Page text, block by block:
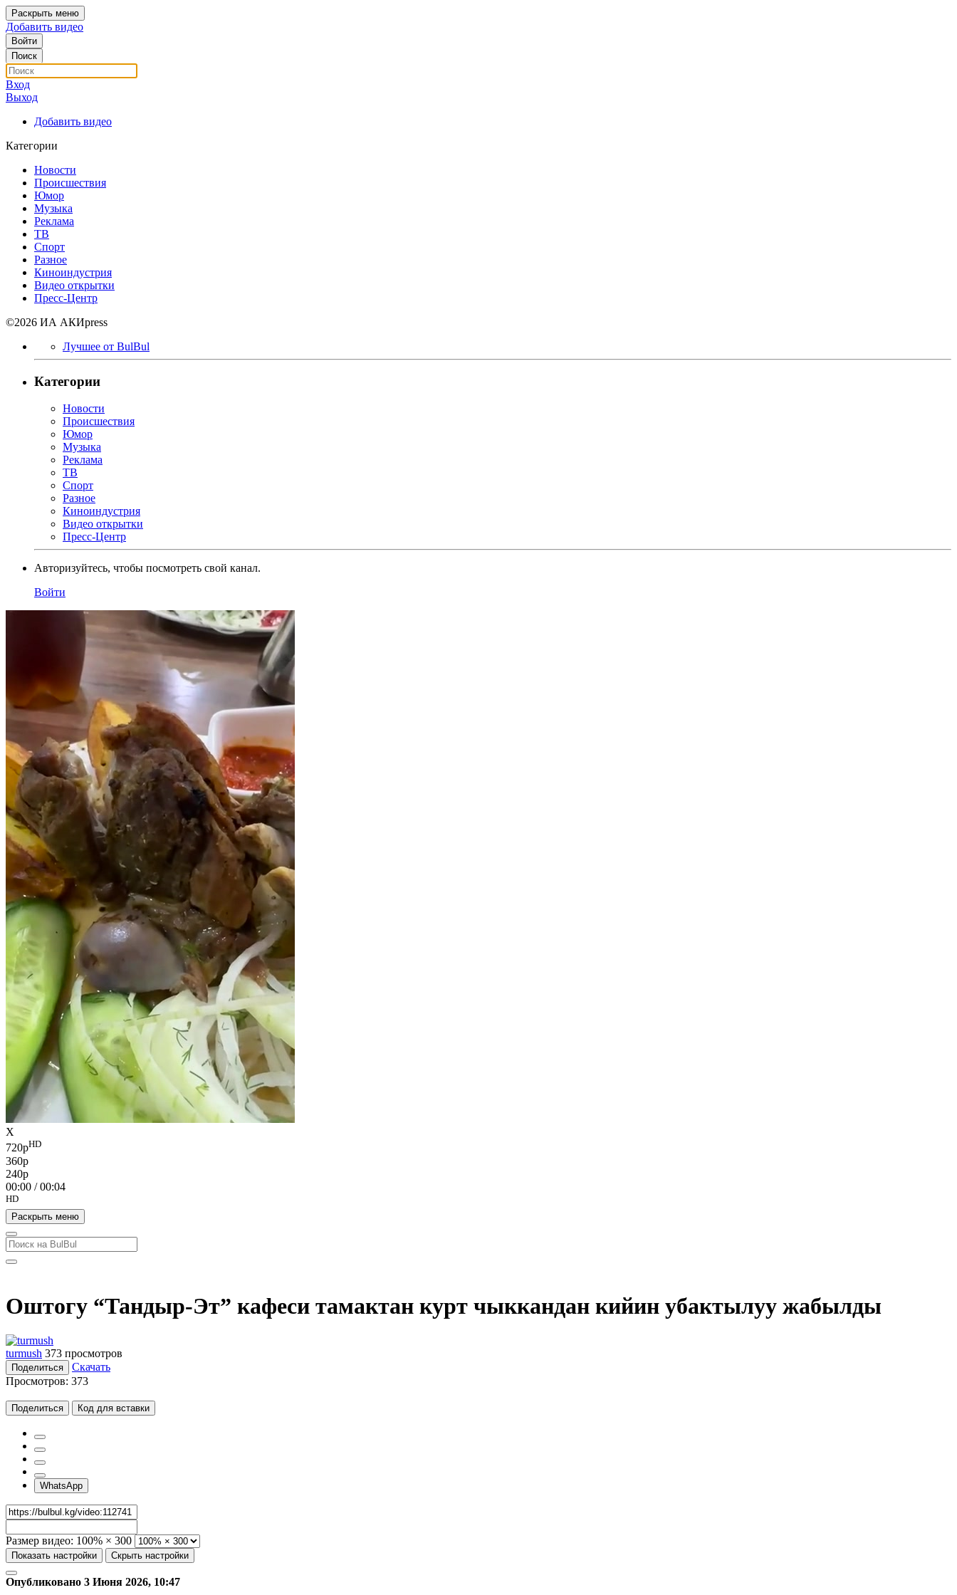
Раскрыть меню
Добавить видео
Войти
Поиск
Вход
Выход
Добавить видео
Категории
Новости
Происшествия
Юмор
Музыка
Реклама
ТВ
Спорт
Разное
Киноиндустрия
Видео открытки
Пресс-Центр
©2026 ИА АКИpress
Лучшее от BulBul
Категории
Новости
Происшествия
Юмор
Музыка
Реклама
ТВ
Спорт
Разное
Киноиндустрия
Видео открытки
Пресс-Центр
Авторизуйтесь, чтобы посмотреть свой канал.
Войти
X
720pHD
360p
240p
00:00 /00:04
HD
Раскрыть меню
Оштогу “Тандыр-Эт” кафеси тамактан курт чыккандан кийин убактылуу жабылды
turmush 373 просмотров
Поделиться
Скачать
Просмотров: 373
Поделиться Код для вставки
WhatsApp
Размер видео: 100% × 300
Показать настройки Скрыть настройки
Опубликовано 3 Июня 2026, 10:47